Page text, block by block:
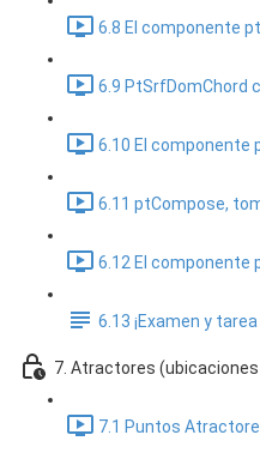
6.8 El componente
6.9 PtSrfDomChord
6.10 El componente
6.11 ptCompose,
6.12 El componente
6.13 ¡Examen y
7. Atractores
7.1 Puntos